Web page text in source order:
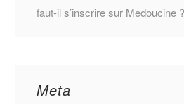
faut-il s’inscrire sur Medoucine ?
Meta